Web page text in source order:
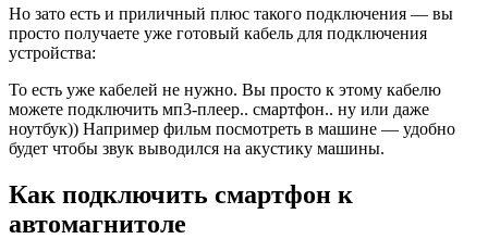
Но зато есть и приличный плюс такого подключения — вы
просто получаете уже готовый кабель для подключения
устройства:
То есть уже кабелей не нужно. Вы просто к этому кабелю
можете подключить мп3-плеер.. смартфон.. ну или даже
ноутбук)) Например фильм посмотреть в машине — удобно
будет чтобы звук выводился на акустику машины.
Как подключить смартфон к
автомагнитоле